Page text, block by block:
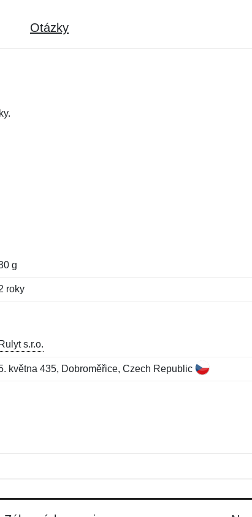
Otázky
g
roky
Rulyt s.r.o.
května 435, Dobroměřice, Czech Republic